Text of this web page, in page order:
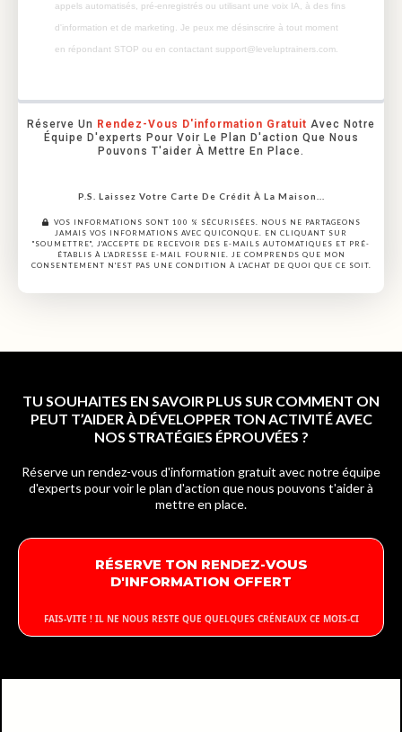
appels automatisés, pré-enregistrés ou utilisant une voix IA, à des fins
d'information et de marketing. Je peux me désinscrire à tout moment
en répondant STOP ou en contactant support@leveluptrainers.com.
Réserve Un Rendez-Vous D'information Gratuit Avec Notre
Équipe D'experts Pour Voir Le Plan D'action Que Nous
Pouvons T'aider À Mettre En Place.
P.S. Laissez Votre Carte De Crédit À La Maison...
VOS INFORMATIONS SONT 100 % SÉCURISÉES. NOUS NE PARTAGEONS
JAMAIS VOS INFORMATIONS AVEC QUICONQUE. EN CLIQUANT SUR
"SOUMETTRE", J'ACCEPTE DE RECEVOIR DES E-MAILS AUTOMATIQUES ET PRÉ-
ÉTABLIS À L'ADRESSE E-MAIL FOURNIE. JE COMPRENDS QUE MON
CONSENTEMENT N'EST PAS UNE CONDITION À L'ACHAT DE QUOI QUE CE SOIT.
TU SOUHAITES EN SAVOIR PLUS SUR COMMENT ON
PEUT T’AIDER À DÉVELOPPER TON ACTIVITÉ AVEC
NOS STRATÉGIES ÉPROUVÉES ?
Réserve un rendez-vous d'information gratuit avec notre équipe
d'experts pour voir le plan d'action que nous pouvons t'aider à
mettre en place.
RÉSERVE TON RENDEZ-VOUS
D'INFORMATION OFFERT
FAIS-VITE ! IL NE NOUS RESTE QUE QUELQUES CRÉNEAUX CE MOIS-CI